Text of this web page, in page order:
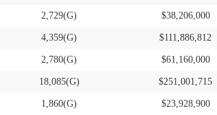
2,729(G) $38,206,000
4,359(G) $111,886,812
2,780(G) $61,160,000
18,085(G) $251,001,715
1,860(G) $23,928,900